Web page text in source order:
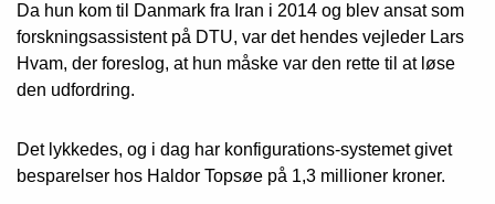
Da hun kom til Danmark fra Iran i 2014 og blev ansat som
forskningsassistent på DTU, var det hendes vejleder Lars
Hvam, der foreslog, at hun måske var den rette til at løse
den udfordring.
Det lykkedes, og i dag har konfigurations-systemet givet
besparelser hos Haldor Topsøe på 1,3 millioner kroner.